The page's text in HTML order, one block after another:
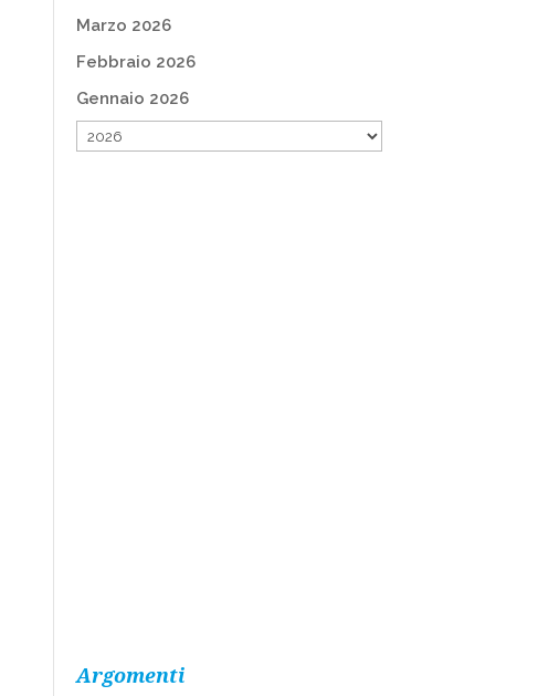
Marzo 2026
Febbraio 2026
Gennaio 2026
Argomenti